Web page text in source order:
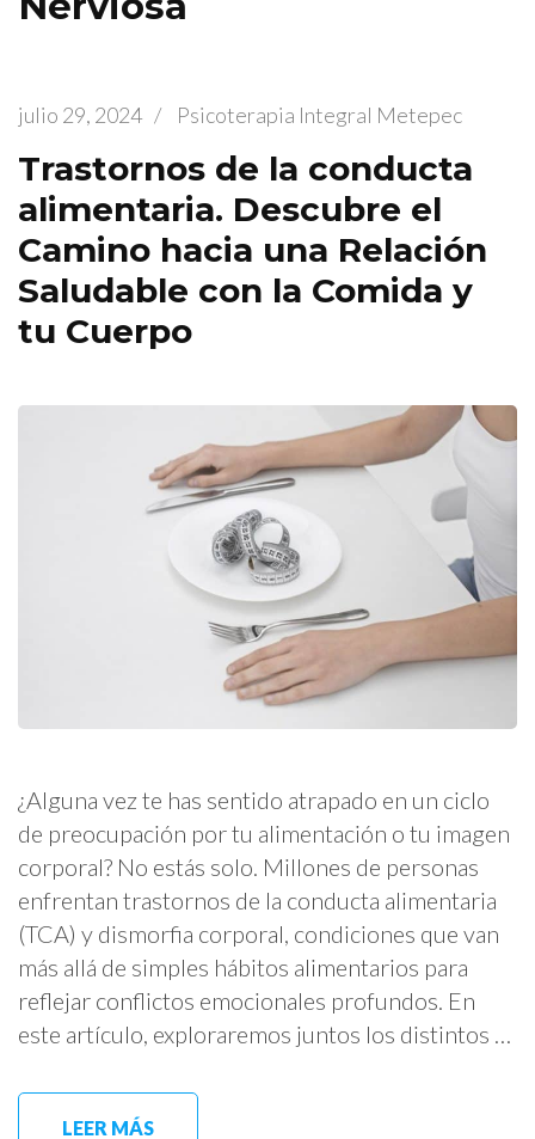
julio 29, 2024 / Psicoterapia Integral Metepec
Trastornos de la conducta
alimentaria. Descubre el
Camino hacia una Relación
Saludable con la Comida y
tu Cuerpo
¿Alguna vez te has sentido atrapado en un ciclo
de preocupación por tu alimentación o tu imagen
corporal? No estás solo. Millones de personas
enfrentan trastornos de la conducta alimentaria
(TCA) y dismorfia corporal, condiciones que van
más allá de simples hábitos alimentarios para
reflejar conflictos emocionales profundos. En
este artículo, exploraremos juntos los distintos …
LEER MÁS